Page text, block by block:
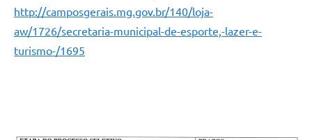
http://camposgerais.mg.gov.br/140/loja-
aw/1726/secretaria-municipal-de-esporte,-lazer-e-
turismo-/1695